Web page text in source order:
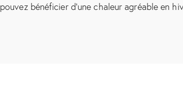
pouvez bénéficier d’une chaleur agréable en